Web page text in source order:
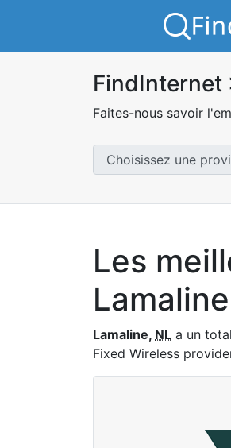
FindInternet
Faites-nous savoir
Les
Lamaline, NL a un
Fixed Wireless